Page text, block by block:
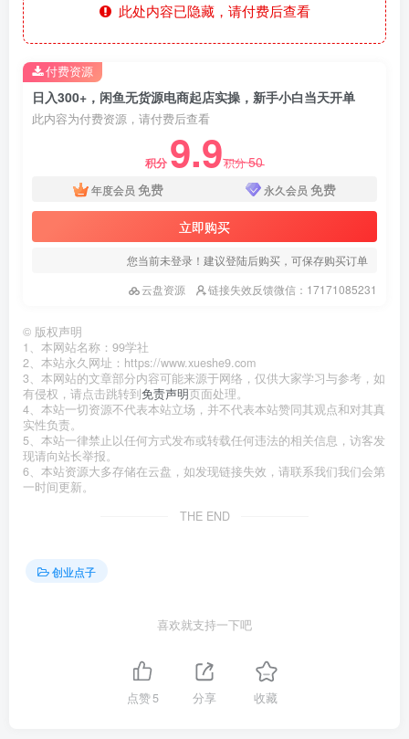
此处内容已隐藏，请付费后查看
日入300+，闲鱼无货源电商起店实操，新手小白当天开单
此内容为付费资源，请付费后查看
积分 9.9积分50
年度会员 免费 永久会员 免费
立即购买
您当前未登录！建议登陆后购买，可保存购买订单
云盘资源
链接失效反馈微信：17171085231
付费资源
© 版权声明
1、本网站名称：99学社
2、本站永久网址：https://www.xueshe9.com
3、本网站的文章部分内容可能来源于网络，仅供大家学习与参考，如
有侵权，请点击跳转到免责声明页面处理。
4、本站一切资源不代表本站立场，并不代表本站赞同其观点和对其真
实性负责。
5、本站一律禁止以任何方式发布或转载任何违法的相关信息，访客发
现请向站长举报。
6、本站资源大多存储在云盘，如发现链接失效，请联系我们我们会第
一时间更新。
THE END
创业点子
喜欢就支持一下吧
点赞5 分享 收藏